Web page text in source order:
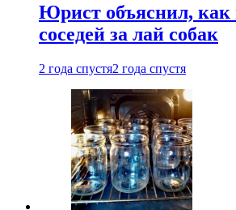
Юрист объяснил, как
соседей за лай собак
2 года спустя2 года спустя